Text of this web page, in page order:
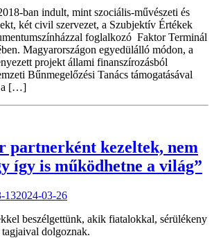
ban indult, mint szociális-művészeti és
két civil szervezet, a Szubjektív Értékek
foglalkozó Faktor Terminál
Magyarországon egyedülálló módon, a
projekt állami finanszírozásból
Bűnmegelőzési Tanács támogatásával
a […]
partnerként kezeltek, nem
így is működhetne a világ”
132024-03-26
beszélgettünk, akik fiatalokkal, sérülékeny
dolgoznak.